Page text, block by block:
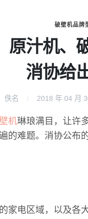
破壁机品牌
原汁机、
消协给
佚名 2018 年 04 月
机琳琅满目，让许
的难题。消协公布
家电区域，以及各